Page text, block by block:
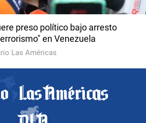
preso político bajo arresto
en Venezuela
Las Américas